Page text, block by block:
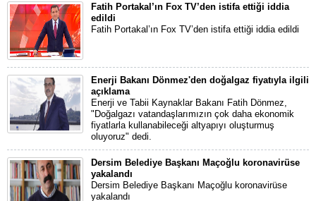
Fatih Portakal’ın Fox TV’den istifa ettiği iddia
edildi
Fatih Portakal’ın Fox TV’den istifa ettiği iddia edildi
Enerji Bakanı Dönmez'den doğalgaz fiyatıyla ilgili
açıklama
Enerji ve Tabii Kaynaklar Bakanı Fatih Dönmez,
"Doğalgazı vatandaşlarımızın çok daha ekonomik
fiyatlarla kullanabileceği altyapıyı oluşturmuş
oluyoruz" dedi.
Dersim Belediye Başkanı Maçoğlu koronavirüse
yakalandı
Dersim Belediye Başkanı Maçoğlu koronavirüse
yakalandı